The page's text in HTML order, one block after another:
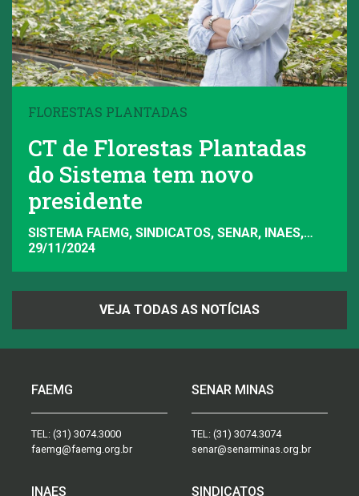
FLORESTAS PLANTADAS
CT de Florestas Plantadas
do Sistema tem novo
presidente
SISTEMA FAEMG, SINDICATOS, SENAR, INAES,
FAEMG
29/11/2024
VEJA TODAS AS NOTÍCIAS
FAEMG
TEL: (31) 3074.3000
faemg@faemg.org.br
SENAR MINAS
TEL: (31) 3074.3074
senar@senarminas.org.br
INAES SINDICATOS